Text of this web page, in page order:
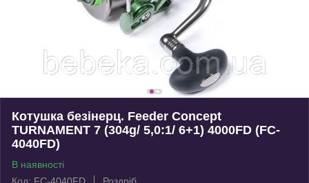
Котушка безінерц. Feeder Concept
TURNAMENT 7 (304g/ 5,0:1/ 6+1) 4000FD (FC-
4040FD)
В наявності
Код: FC-4040FD
Роздріб